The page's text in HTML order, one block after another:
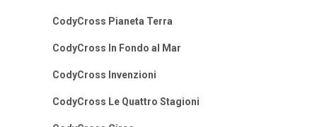
CodyCross Pianeta Terra
CodyCross In Fondo al Mar
CodyCross Invenzioni
CodyCross Le Quattro Stagioni